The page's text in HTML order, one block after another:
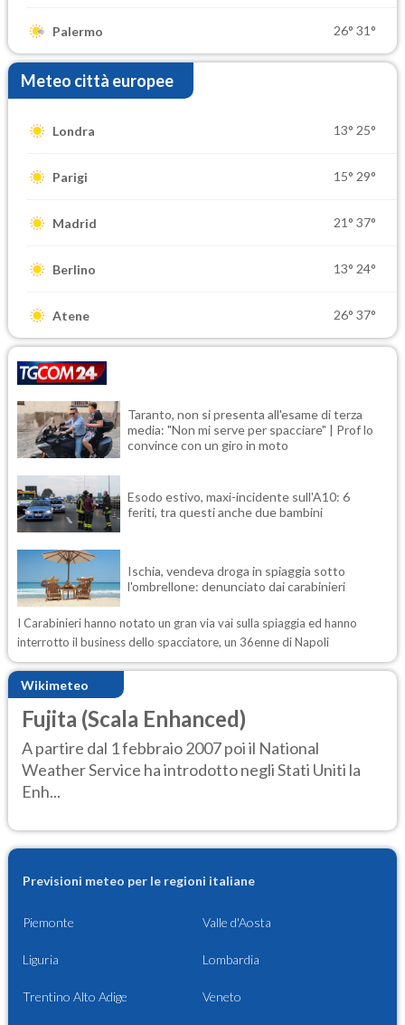
Palermo 26° 31°
Meteo città europee
Londra 13° 25°
Parigi 15° 29°
Madrid 21° 37°
Berlino 13° 24°
Atene 26° 37°
Taranto, non si presenta all'esame di terza
media: "Non mi serve per spacciare" | Prof lo
convince con un giro in moto
Esodo estivo, maxi-incidente sull'A10: 6
feriti, tra questi anche due bambini
Ischia, vendeva droga in spiaggia sotto
l'ombrellone: denunciato dai carabinieri
I Carabinieri hanno notato un gran via vai sulla spiaggia ed hanno
interrotto il business dello spacciatore, un 36enne di Napoli
Wikimeteo
Fujita (Scala Enhanced)
A partire dal 1 febbraio 2007 poi il National
Weather Service ha introdotto negli Stati Uniti la
Enh...
Previsioni meteo per le regioni italiane
Piemonte Valle d'Aosta
Liguria Lombardia
Trentino Alto Adige Veneto